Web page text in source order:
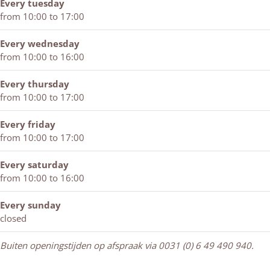
k
w
i
j
k
s
w
i
j
k
w
i
j
k
n
t
e
r
s
w
i
j
i
k
e
s
W
i
n
t
e
r
w
i
B
i
k
e
s
W
i
n
t
e
s
w
k
e
s
W
i
n
t
e
r
s
i
j
Every tuesday
from 10:00 to 17:00
Every wednesday
from 10:00 to 16:00
Every thursday
from 10:00 to 17:00
Every friday
from 10:00 to 17:00
Every saturday
from 10:00 to 16:00
Every sunday
closed
Buiten openingstijden op afspraak via 0031 (0) 6 49 490 940.